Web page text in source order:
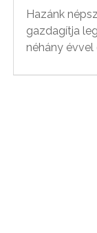
Hazánk
gazdagítja
néhány